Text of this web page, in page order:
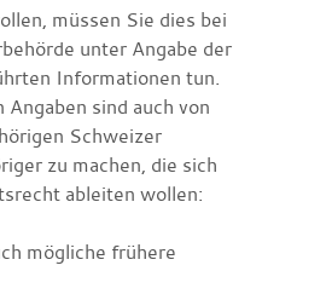
müssen Sie dies bei
unter Angabe der
Informationen tun.
Angaben sind auch von
Schweizer
zu machen, die sich
ableiten wollen:
mögliche frühere